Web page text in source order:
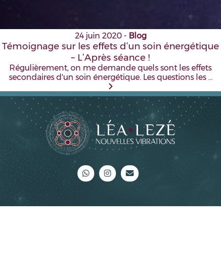
24 juin 2020- Blog
Témoignage sur les effets d’un soin énergétique
– L’Après séance !
Régulièrement, on me demande quels sont les effets
secondaires d'un soin énergétique. Les questions les …